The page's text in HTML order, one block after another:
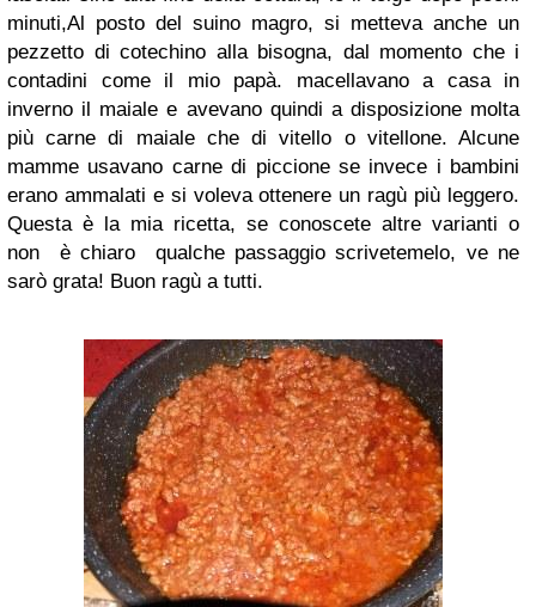
minuti,Al posto del suino magro, si metteva anche un
pezzetto di cotechino alla bisogna, dal momento che i
contadini come il mio papà. macellavano a casa in
inverno il maiale e avevano quindi a disposizione molta
più carne di maiale che di vitello o vitellone. Alcune
mamme usavano carne di piccionese invece i bambini
erano ammalati e si voleva ottenere un ragù più leggero.
Questa è la mia ricetta, se conoscete altre varianti o
non è chiaro qualche passaggio scrivetemelo, ve ne
sarò grata! Buon ragù a tutti.